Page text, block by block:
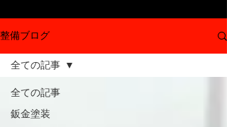
整備ブログ
全ての記事
鈑金塗装
全ての記事